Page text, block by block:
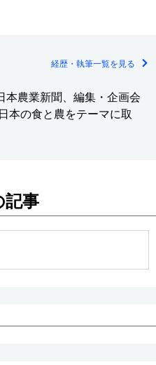
経歴・執筆一覧を見る
本農業新聞、編集・企画会
本の食と農をテーマに取
事